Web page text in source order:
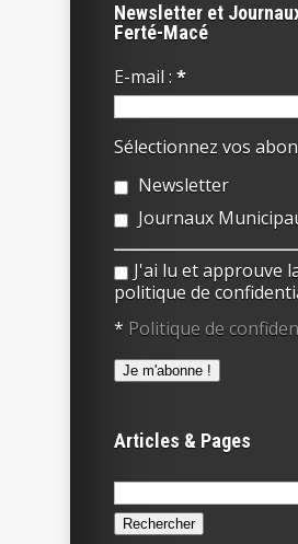
Newsletter et
Ferté-Macé
E-mail : *
Sélectionnez vos
Newsletter
Journaux
J'ai lu et approuve
politique de
* Politique de
Articles & Pages
Rechercher :